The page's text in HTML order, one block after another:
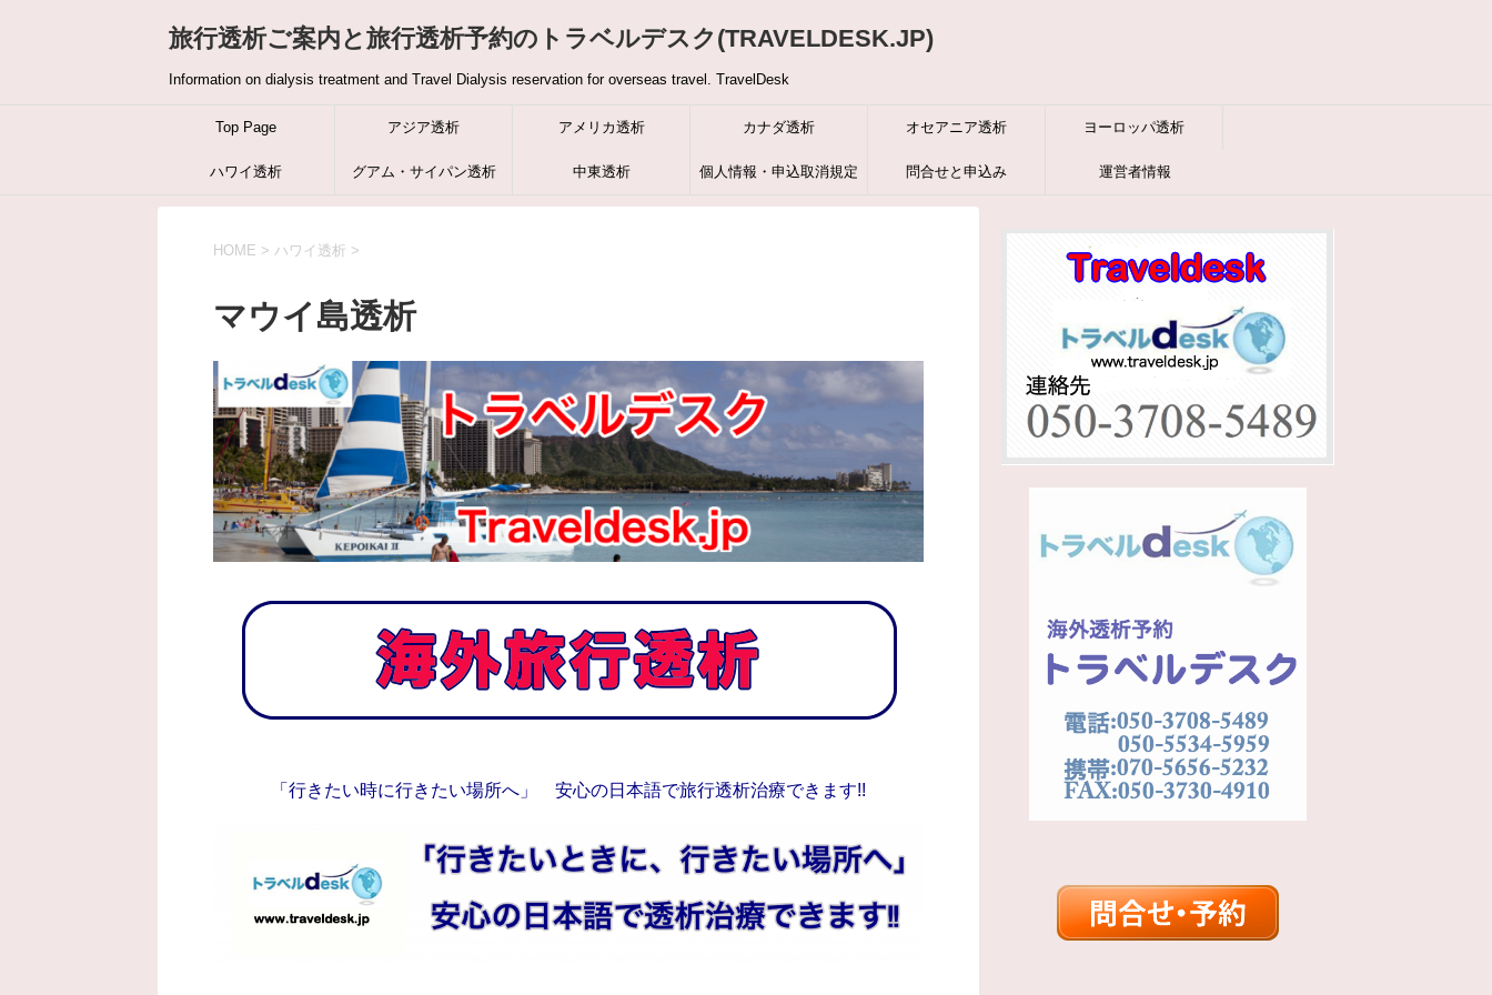
旅行透析ご案内と旅行透析予約のトラベルデスク(TRAVELDESK.JP)
Information on dialysis treatment and Travel Dialysis reservation for overseas travel. TravelDesk
Top Page アジア透析 アメリカ透析 カナダ透析 オセアニア透析 ヨーロッパ透析
ハワイ透析 グアム・サイパン透析 中東透析 個人情報・申込取消規定 問合せと申込み 運営者情報
HOME > ハワイ透析 >
マウイ島透析
「行きたい時に行きたい場所へ」 安心の日本語で旅行透析治療できます!!